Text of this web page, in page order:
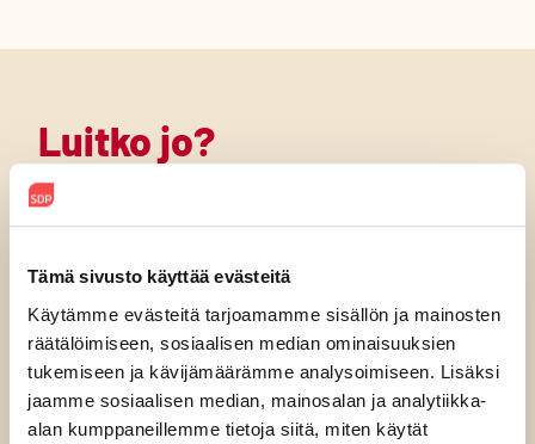
Tämä sivusto käyttää evästeitä
Käytämme evästeitä tarjoamamme sisällön ja mainosten
räätälöimiseen, sosiaalisen median ominaisuuksien
tukemiseen ja kävijämäärämme analysoimiseen. Lisäksi
jaamme sosiaalisen median, mainosalan ja analytiikka-
alan kumppaneillemme tietoja siitä, miten käytät
Luitko jo?